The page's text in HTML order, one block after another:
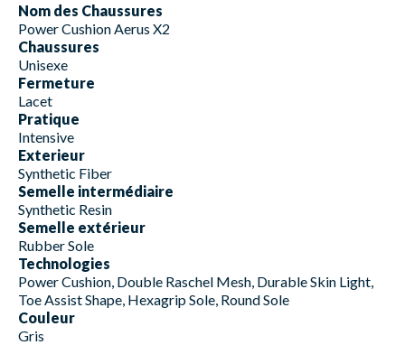
Nom des Chaussures
Power Cushion Aerus X2
Chaussures
Unisexe
Fermeture
Lacet
Pratique
Intensive
Exterieur
Synthetic Fiber
Semelle intermédiaire
Synthetic Resin
Semelle extérieur
Rubber Sole
Technologies
Power Cushion, Double Raschel Mesh, Durable Skin Light,
Toe Assist Shape, Hexagrip Sole, Round Sole
Couleur
Gris